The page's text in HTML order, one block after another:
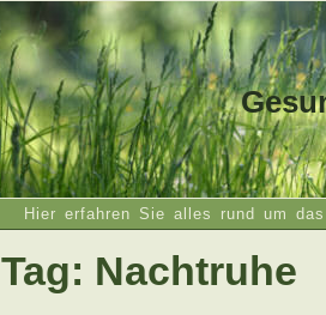
Hier erfahren Sie alles rund um
Tag: Nachtruhe